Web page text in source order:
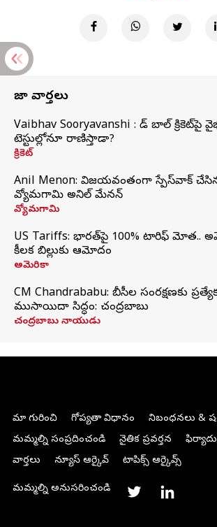
తాజా వార్తలు
Vaibhav Sooryavanshi : రెడ్ బాల్
టెస్టుల్లోనూ రాణిస్తాడా?
క్రికెట్
Anil Menon: విజయవంతంగా స్పేస్‌వాక్‌
వ్యోమగామి అనిల్‌ మేనన్
వ్యోమగామి
US Tariffs: భారత్‌పై 100% టారిఫ్‌ మోత..
కీలక బిల్లుకు ఆమోదం
అమెరికా
CM Chandrababu: బీసీల సంరక్షణకు
ముసాయిదా సిద్ధం: చంద్రబాబు
చంద్రబాబు నాయుడు
మా గురించి గోప్యతా విధానం
నిబంధనలు &
మమ్మల్ని సంప్రదించండి
నైతిక ప్రవర్తన
వార్తలు
న్యూస్ ఆర్కైవ్ టాపిక్స్ ఆర్కైవ్స్
మమ్మల్ని అనుసరించండి